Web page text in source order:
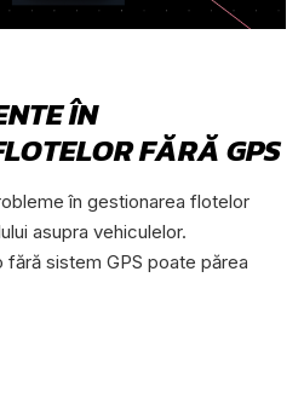
ÎN
FĂRĂ GPS
în gestionarea flotelor
asupra vehiculelor.
sistem GPS poate părea